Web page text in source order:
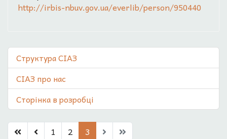
http://irbis-nbuv.gov.ua/everlib/person/950440
Структура СІАЗ
СІАЗ про нас
Сторінка в розробці
1 2 3